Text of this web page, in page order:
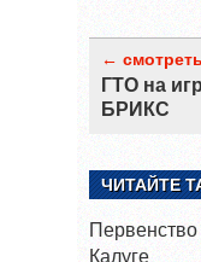
←
ГТО на
БРИКС
ЧИТАЙТЕ
Калуге